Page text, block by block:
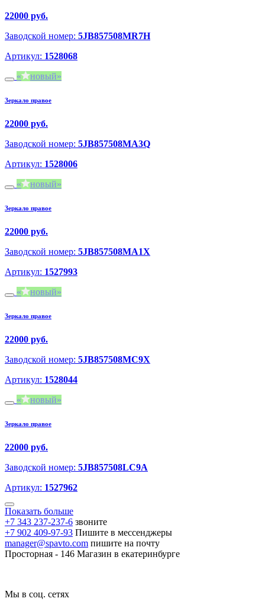
22000 руб.
Заводской номер: 5JB857508MR7H
Артикул: 1528068
новый
Зеркало правое
22000 руб.
Заводской номер: 5JB857508MA3Q
Артикул: 1528006
новый
Зеркало правое
22000 руб.
Заводской номер: 5JB857508MA1X
Артикул: 1527993
новый
Зеркало правое
22000 руб.
Заводской номер: 5JB857508MC9X
Артикул: 1528044
новый
Зеркало правое
22000 руб.
Заводской номер: 5JB857508LC9A
Артикул: 1527962
Показать больше
+7 343 237-237-6 звоните
+7 902 409-97-93 Пишите в мессенджеры
manager@spavto.com пишите на почту
Просторная - 146 Магазин в екатеринбурге
Мы в соц. сетях